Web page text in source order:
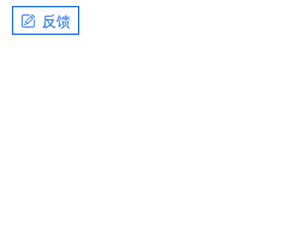
反馈